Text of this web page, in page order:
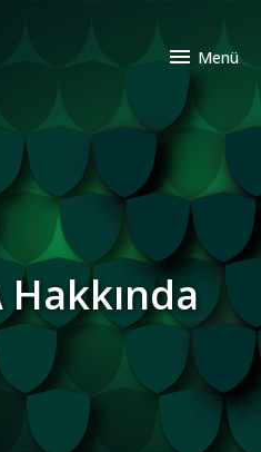
 Menü
Hakkında